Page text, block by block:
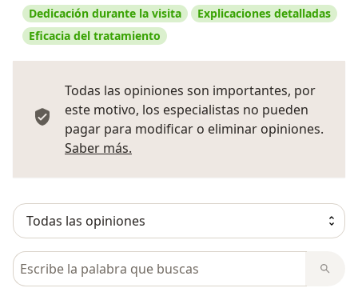
Dedicación durante la visita
Explicaciones detalladas
Eficacia del tratamiento
Todas las opiniones son importantes, por
este motivo, los especialistas no pueden
pagar para modificar o eliminar opiniones.
Saber más.
Busca en opiniones